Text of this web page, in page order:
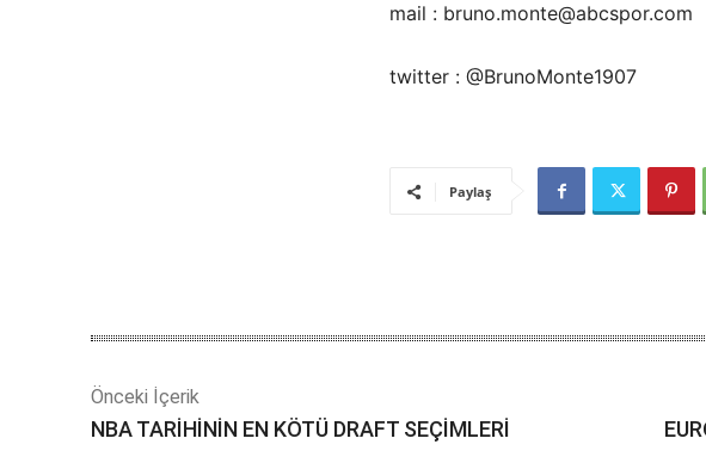
mail : bruno.monte@abcspor.com
twitter : @BrunoMonte1907
Paylaş
Önceki İçerik
NBA TARİHİNİN EN KÖTÜ DRAFT SEÇİMLERİ